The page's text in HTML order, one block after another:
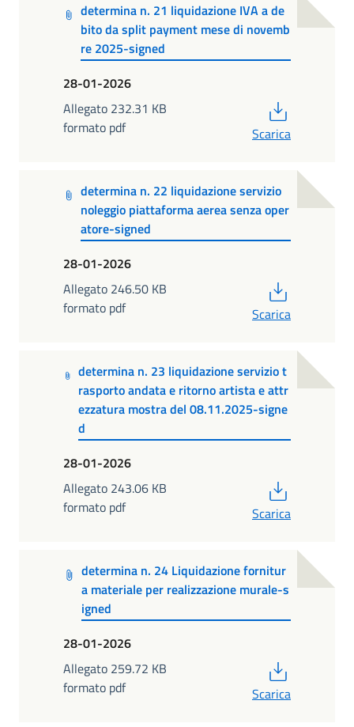
determina n. 21 liquidazione IVA a de
bito da split payment mese di novemb
re 2025-signed
28-01-2026
Allegato 232.31 KB
formato pdf
Scarica
determina n. 22 liquidazione servizio
noleggio piattaforma aerea senza oper
atore-signed
28-01-2026
Allegato 246.50 KB
formato pdf
Scarica
determina n. 23 liquidazione servizio t
rasporto andata e ritorno artista e attr
ezzatura mostra del 08.11.2025-signe
d
28-01-2026
Allegato 243.06 KB
formato pdf
Scarica
determina n. 24 Liquidazione fornitur
a materiale per realizzazione murale-s
igned
28-01-2026
Allegato 259.72 KB
formato pdf
Scarica